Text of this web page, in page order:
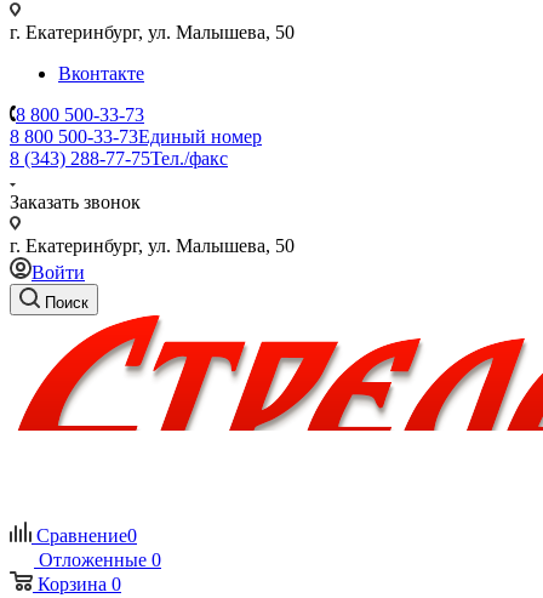
г. Екатеринбург, ул. Малышева, 50
Вконтакте
8 800 500-33-73
8 800 500-33-73Единый номер
8 (343) 288-77-75Тел./факс
Заказать звонок
г. Екатеринбург, ул. Малышева, 50
Войти
Поиск
Сравнение0
Отложенные 0
Корзина 0